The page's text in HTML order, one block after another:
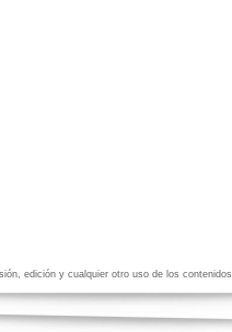
edición y cualquier otro uso de los contenidos